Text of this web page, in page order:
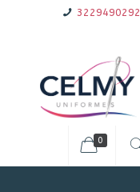
3229490292
0